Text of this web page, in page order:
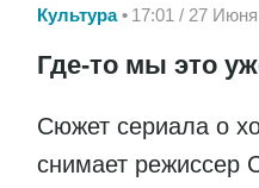
Культура 17:01 / 27
Где-то мы это
Сюжет сериала о
снимает режиссер